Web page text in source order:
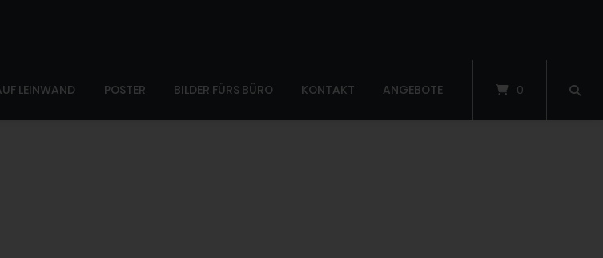
LEINWAND POSTER BILDER FÜRS BÜRO KONTAKT ANGEBOTE 0